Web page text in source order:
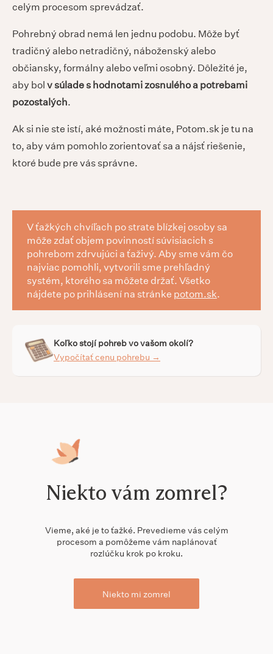
celým procesom sprevádzať.
Pohrebný obrad nemá len jednu podobu. Môže byť
tradičný alebo netradičný, náboženský alebo
občiansky, formálny alebo veľmi osobný. Dôležité je,
aby bolv súlade s hodnotami zosnulého a potrebami
pozostalých.
Ak si nie ste istí, aké možnosti máte, Potom.sk je tu na
to, aby vám pomohlo zorientovať sa a nájsť riešenie,
ktoré bude pre vás správne.
V ťažkých chvíľach po strate blízkej osoby sa
môže zdať objem povinností súvisiacich s
pohrebom zdrvujúci a ťaživý. Aby sme vám čo
najviac pomohli, vytvorili sme prehľadný
systém, ktorého sa môžete držať. Všetko
nájdete po prihlásení na stránke potom.sk.
Koľko stojí pohreb vo vašom okolí?
Vypočítať cenu pohrebu →
Niekto vám zomrel?
Vieme, aké je to ťažké. Prevedieme vás celým
procesom a pomôžeme vám naplánovať
rozlúčku krok po kroku.
Niekto mi zomrel